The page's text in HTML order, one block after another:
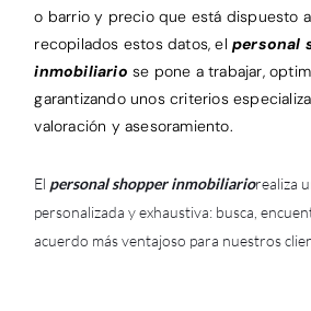
o barrio y precio que está dispuesto a
recopilados estos datos, el personal
inmobiliario se pone a trabajar,
garantizando unos criterios
valoración y asesoramiento.
El personal shopper inmobiliariorealiza
personalizada y exhaustiva: busca,
acuerdo más ventajoso para nuestros